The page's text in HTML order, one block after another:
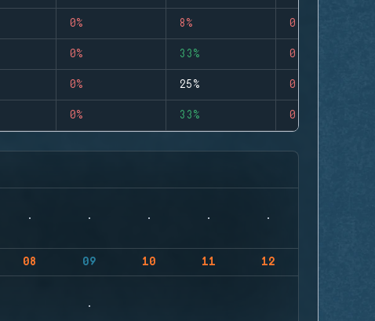
0% 8% 0
0% 33% 0
0% 25% 0
0% 33% 0
08 09 10 11 12